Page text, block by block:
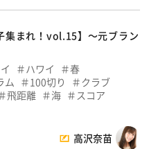
集まれ！vol.15】～元ブラン
ハワイ
春
ム
100切り
クラブ
飛距離 海
スコア
高沢奈苗